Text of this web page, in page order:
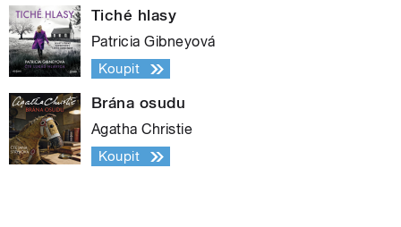
Tiché hlasy
Patricia Gibneyová
Koupit
Brána osudu
Agatha Christie
Koupit